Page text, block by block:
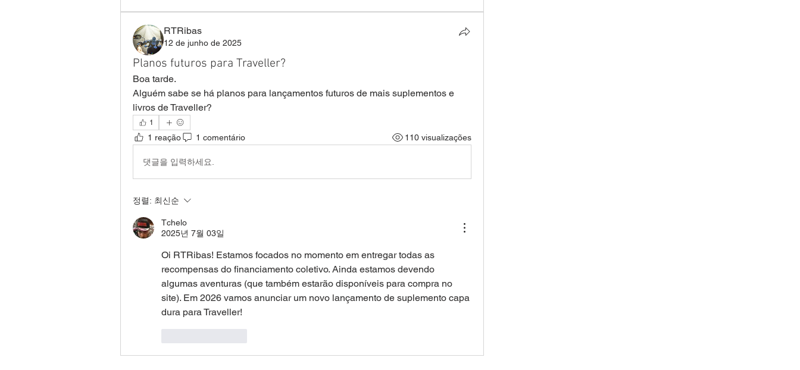
RTRibas
12 de junho de 2025
Planos futuros para Traveller?
Boa tarde.
Alguém sabe se há planos para lançamentos futuros de mais suplementos e
livros de Traveller?
1
1 reação 1 comentário 110 visualizações
댓글을 입력하세요.
정렬: 최신순
Tchelo
2025년 7월 03일
Oi RTRibas! Estamos focados no momento em entregar todas as
recompensas do financiamento coletivo. Ainda estamos devendo
algumas aventuras (que também estarão disponíveis para compra no
site). Em 2026 vamos anunciar um novo lançamento de suplemento capa
dura para Traveller!